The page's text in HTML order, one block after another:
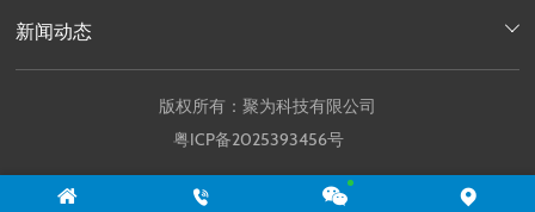
新闻动态 
版权所有：聚为科技有限公司
粤ICP备2025393456号